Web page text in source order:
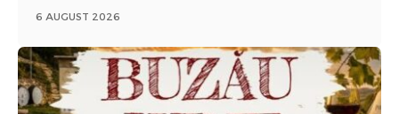
6 AUGUST 2026